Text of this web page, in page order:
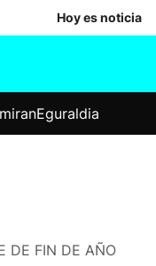
Hoy es noticia
Eguraldia
DE FIN DE AÑO